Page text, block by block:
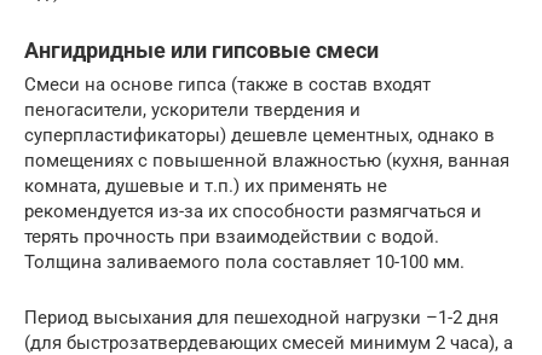
Ангидридные или гипсовые смеси
Смеси на основе гипса (также в состав входят
пеногасители, ускорители твердения и
суперпластификаторы) дешевле цементных, однако в
помещениях с повышенной влажностью (кухня, ванная
комната, душевые и т.п.) их применять не
рекомендуется из-за их способности размягчаться и
терять прочность при взаимодействии с водой.
Толщина заливаемого пола составляет 10-100 мм.
Период высыхания для пешеходной нагрузки –1-2 дня
(для быстрозатвердевающих смесей минимум 2 часа), а